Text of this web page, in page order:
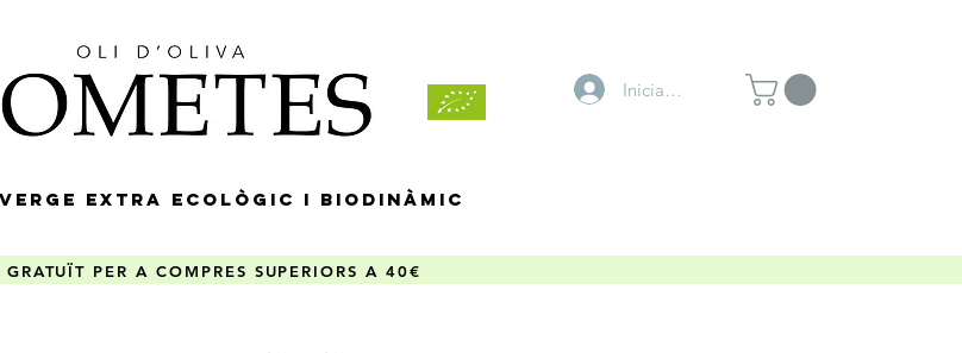
Inicia la sessió
EXTRA ECOLÒGIC I BIODINÀMIC
PER A COMPRES SUPERIORS A 40€